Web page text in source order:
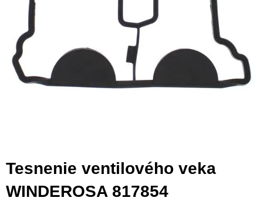
Tesnenie ventilového veka
WINDEROSA 817854